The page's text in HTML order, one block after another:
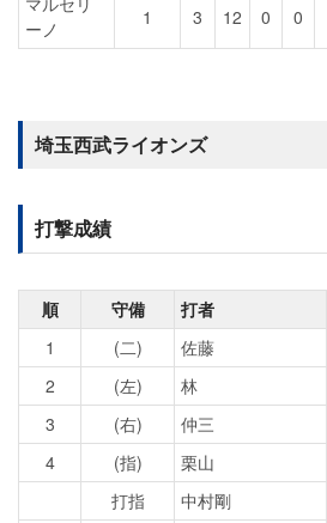
ーノ
1 3 12 0 0
埼玉西武ライオンズ
打撃成績
順 守備 打者
1
(二) 佐藤
2
(左) 林
3
(右) 仲三
4
(指) 栗山
打指
中村剛